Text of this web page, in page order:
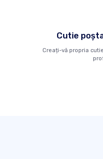
Cutie
Creați-vă propria